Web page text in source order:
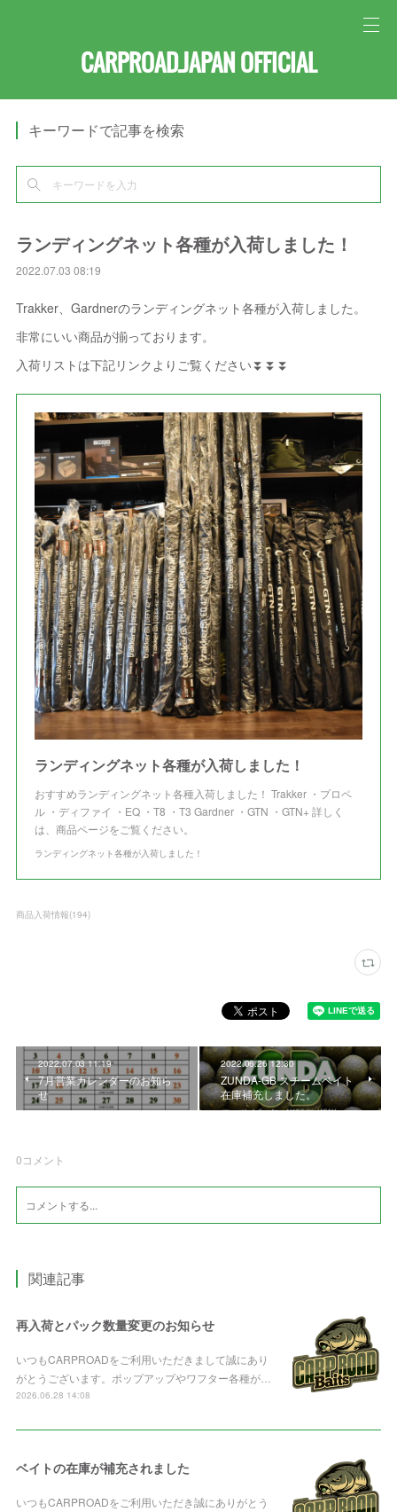
CARPROAD.JAPAN OFFICIAL
キーワードで記事を検索
ランディングネット各種が入荷しました！
2022.07.03 08:19
Trakker、Gardnerのランディングネット各種が入荷しました。
非常にいい商品が揃っております。
入荷リストは下記リンクよりご覧ください⏬⏬⏬
ランディングネット各種が入荷しました！
おすすめランディングネット各種入荷しました！ Trakker ・プロペ
ル ・ディファイ ・EQ ・T8 ・T3 Gardner ・GTN ・GTN+ 詳しく
は、商品ページをご覧ください。
ランディングネット各種が入荷しました！
商品入荷情報(194)
2022.07.03 11:19
7月営業カレンダーのお知ら
せ
2022.06.26 12:30
ZUNDA-GB スチームベイト
在庫補充しました。
0コメント
関連記事
再入荷とパック数量変更のお知らせ
いつもCARPROADをご利用いただきまして誠にあり
がとうございます。ポップアップやワフター各種が…
2026.06.28 14:08
ベイトの在庫が補充されました
いつもCARPROADをご利用いただき誠にありがとう